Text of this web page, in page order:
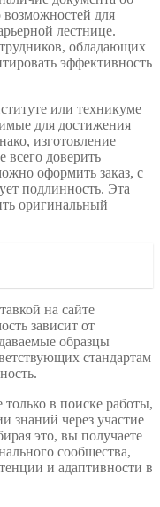
возможностей для
лестнице.
обладающих
эффективность
или техникуме
для достижения
изготовление
доверить
оформить заказ, с
подлинность. Эта
оригинальный
на сайте
зависит от
образцы
стандартам
в поиске работы,
знаний через участие
это, вы получаете
сообщества,
и адаптивности в